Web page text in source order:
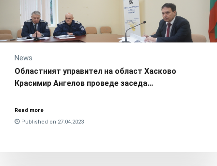
News
Областният управител на област Хасково
Красимир Ангелов проведе заседа...
Read more
Published on 27.04.2023